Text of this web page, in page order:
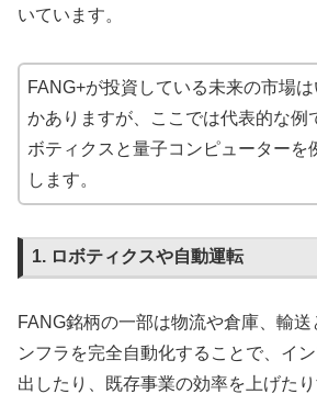
いています。
FANG+が投資している未来の市場
かありますが、ここでは代表的な例
ボティクスと量子コンピューターを
します。
1. ロボティクスや自動運転
FANG銘柄の一部は物流や倉庫、輸送
ンフラを完全自動化することで、イ
出したり、既存事業の効率を上げた